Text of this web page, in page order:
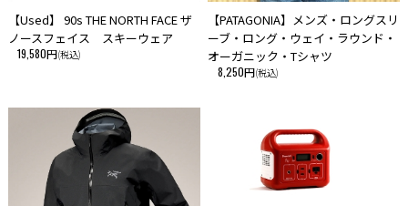
【Used】 90s THE NORTH FACE ザ
ノースフェイス スキーウェア
19,580円(税込)
【PATAGONIA】メンズ・ロングスリ
ーブ・ロング・ウェイ・ラウンド・
オーガニック・Tシャツ
8,250円(税込)